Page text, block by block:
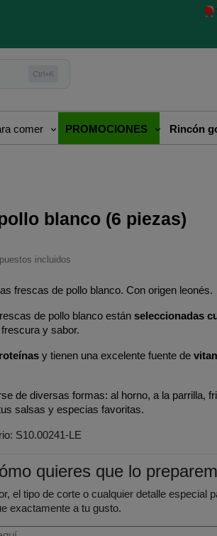
Ctrl+K
comer PROMOCIONES Rincón
blanco (6 piezas)
incluidos
frescas de pollo blanco. Con origen leonés.
de pollo blanco están seleccionadas
y sabor.
y tienen una excelente fuente de
de diversas formas: al horno, a la parrilla,
salsas y especias favoritas.
S10.00241-LE
quieres que lo
el tipo de corte o cualquier detalle especial
exactamente a tu gusto.